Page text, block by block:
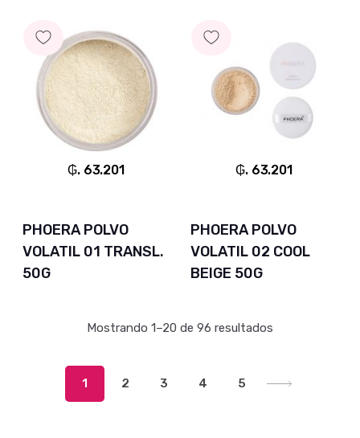
₲. 63.201
PHOERA POLVO
VOLATIL 01 TRANSL.
50G
₲. 63.201
PHOERA POLVO
VOLATIL 02 COOL
BEIGE 50G
Mostrando 1–20 de 96 resultados
1 2 3 4 5